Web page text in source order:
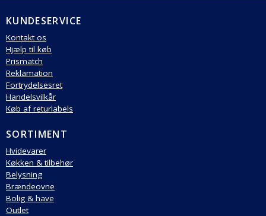
KUNDESERVICE
Kontakt os
Hjælp til køb
Prismatch
Reklamation
Fortrydelsesret
Handelsvilkår
Køb af returlabels
SORTIMENT
Hvidevarer
Køkken & tilbehør
Belysning
Brændeovne
Bolig & have
Outlet